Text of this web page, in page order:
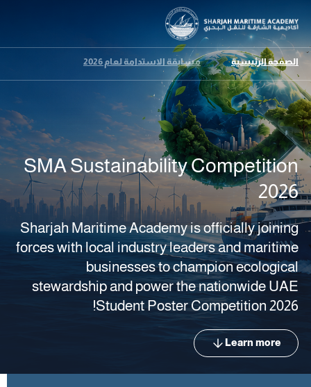
الصفحة الرئيسية مسابقة الاستدامة لعام 2026
SMA Sustainability Competition
2026
Sharjah Maritime Academy is officially joining
forces with local industry leaders and maritime
businesses to champion ecological
stewardship and power the nationwide UAE
Student Poster Competition 2026!
Learn more